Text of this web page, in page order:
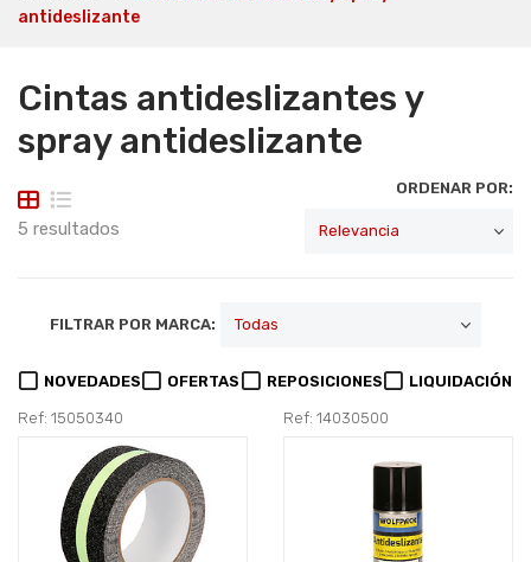
antideslizante
Cintas antideslizantes y
spray antideslizante
5 resultados
ORDENAR POR:
FILTRAR POR MARCA:
NOVEDADES OFERTAS REPOSICIONES LIQUIDACIÓN
Ref: 15050340 Ref: 14030500